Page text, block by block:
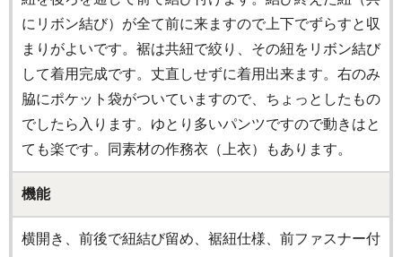
にリボン結び）が全て前に来ますので上下でずらすと収
まりがよいです。裾は共紐で絞り、その紐をリボン結び
して着用完成です。丈直しせずに着用出来ます。右のみ
脇にポケット袋がついていますので、ちょっとしたもの
でしたら入ります。ゆとり多いパンツですので動きはと
ても楽です。同素材の作務衣（上衣）もあります。
機能
横開き、前後で紐結び留め、裾紐仕様、前ファスナー付